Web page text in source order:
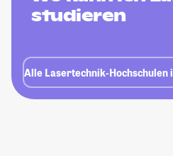
studieren
Alle Lasertechnik-Hochschulen